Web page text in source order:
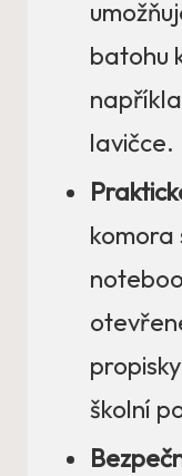
batohu
lavičce.
komora
školní